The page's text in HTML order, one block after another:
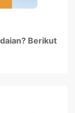
Berikut